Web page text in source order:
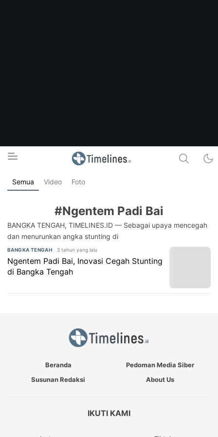
Timelines.id
Media Literasi, Sejarah & Budaya
Semua Video Foto
#Ngentem Padi Bai
BANGKA TENGAH, TIMELINES.ID — Sebagai upaya mencegah
dan menurunkan angka stunting di
BANGKA TENGAH 3 tahun yang lalu
Ngentem Padi Bai, Inovasi Cegah Stunting
di Bangka Tengah
Beranda
Pedoman Media Siber
Susunan Redaksi
About Us
IKUTI KAMI